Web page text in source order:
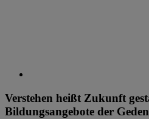
Verstehen heißt Zukunft
Bildungsangebote der